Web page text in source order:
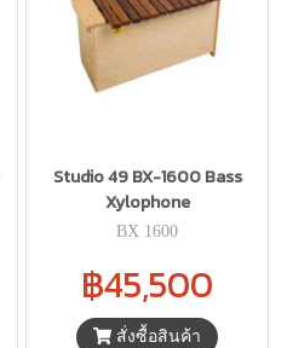
Studio 49 BX-1600 Bass
Xylophone
BX 1600
฿45,500
สั่งซื้อสินค้า